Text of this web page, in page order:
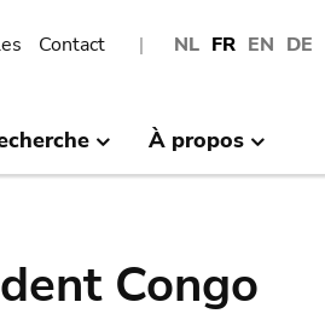
NL FR EN DE
Contact
À propos
Congo